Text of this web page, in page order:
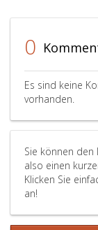
0
Es sind keine
vorhanden.
Sie können den
also einen
Klicken Sie
an!